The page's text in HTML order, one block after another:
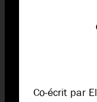
Co-écrit par